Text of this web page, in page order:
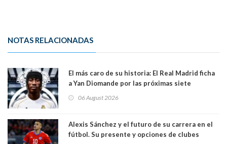
NOTAS RELACIONADAS
El más caro de su historia: El Real Madrid ficha
a Yan Diomande por las próximas siete
06 August 2026
Alexis Sánchez y el futuro de su carrera en el
fútbol. Su presente y opciones de clubes